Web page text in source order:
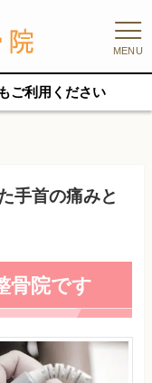
MENU
ご利用ください
手首の痛みと
骨院です